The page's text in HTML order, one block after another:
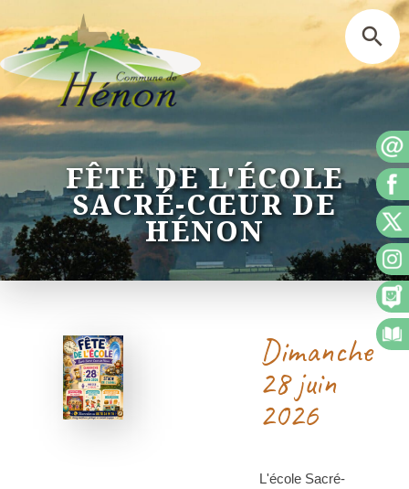
FÊTE DE L'ÉCOLE
SACRÉ-CŒUR DE
HÉNON
Dimanche
28 juin
2026
L'école Sacré-